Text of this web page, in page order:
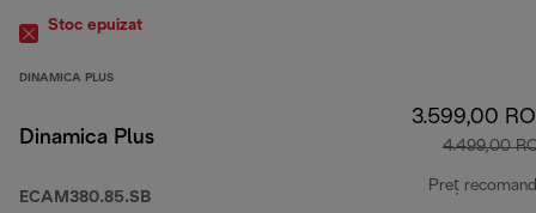
Stoc epuizat
DINAMICA PLUS
Dinamica Plus
ECAM380.85.SB
3.599,00
4.499,00
Preț